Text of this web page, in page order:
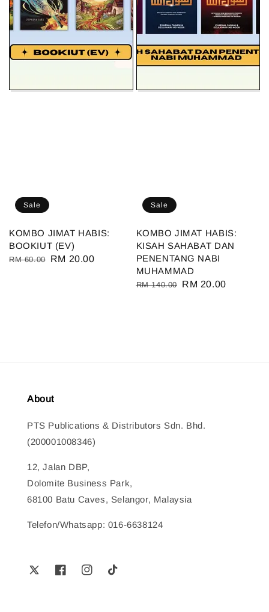
Sale
KOMBO JIMAT HABIS:
BOOKIUT (EV)
Regular
RM 60.00
Sale
RM 20.00
Sale
KOMBO JIMAT HABIS:
KISAH SAHABAT DAN
PENENTANG NABI
MUHAMMAD
Regular
RM 140.00
Sale
RM 20.00
About
PTS Publications & Distributors Sdn. Bhd.
(200001008346)
12, Jalan DBP,
Dolomite Business Park,
68100 Batu Caves, Selangor, Malaysia
Telefon/Whatsapp: 016-6638124